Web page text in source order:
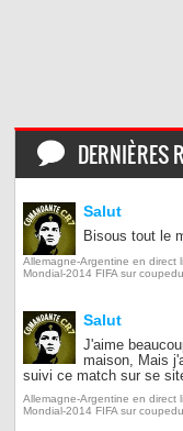
DERNIÈRES
Salut
Bisous tout le
Allemagne-Argentine en direct
Mondial-2014 FIFA sur
Salut
J'aime
maison, Mais
suivi ce match sur se
Allemagne-Argentine en direct
Mondial-2014 FIFA sur